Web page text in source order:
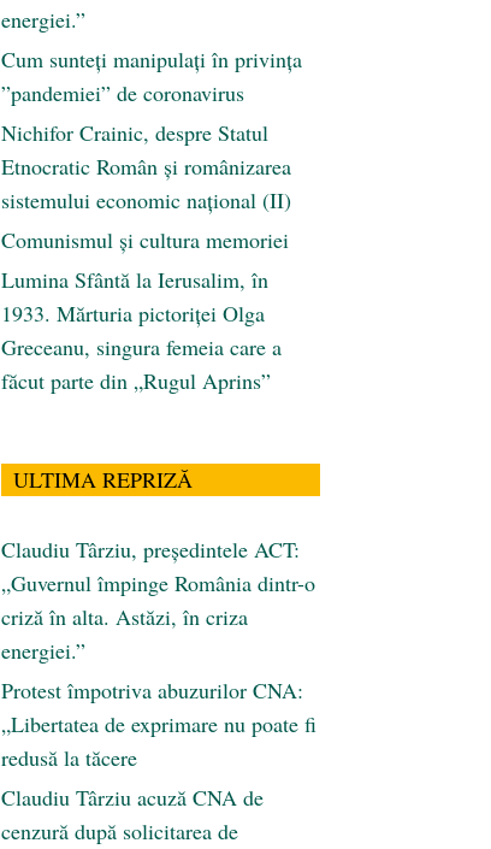
energiei.”
Cum sunteți manipulați în privința
”pandemiei” de coronavirus
Nichifor Crainic, despre Statul
Etnocratic Român şi românizarea
sistemului economic naţional (II)
Comunismul şi cultura memoriei
Lumina Sfântă la Ierusalim, în
1933. Mărturia pictoriței Olga
Greceanu, singura femeia care a
făcut parte din „Rugul Aprins”
ULTIMA REPRIZĂ
Claudiu Târziu, președintele ACT:
„Guvernul împinge România dintr-o
criză în alta. Astăzi, în criza
energiei.”
Protest împotriva abuzurilor CNA:
„Libertatea de exprimare nu poate fi
redusă la tăcere
Claudiu Târziu acuză CNA de
cenzură după solicitarea de